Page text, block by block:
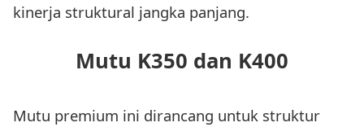
kinerja struktural jangka panjang.
Mutu K350 dan K400
Mutu premium ini dirancang untuk struktur